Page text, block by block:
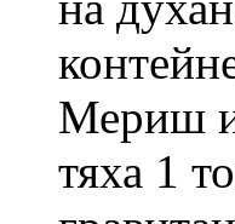
Мериш
тяха 1